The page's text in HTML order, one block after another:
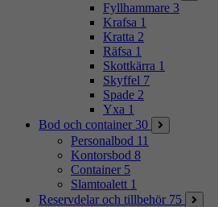
Fyllhammare 3
Krafsa 1
Kratta 2
Räfsa 1
Skottkärra 1
Skyffel 7
Spade 2
Yxa 1
Bod och container 30
Personalbod 11
Kontorsbod 8
Container 5
Slamtoalett 1
Reservdelar och tillbehör 75